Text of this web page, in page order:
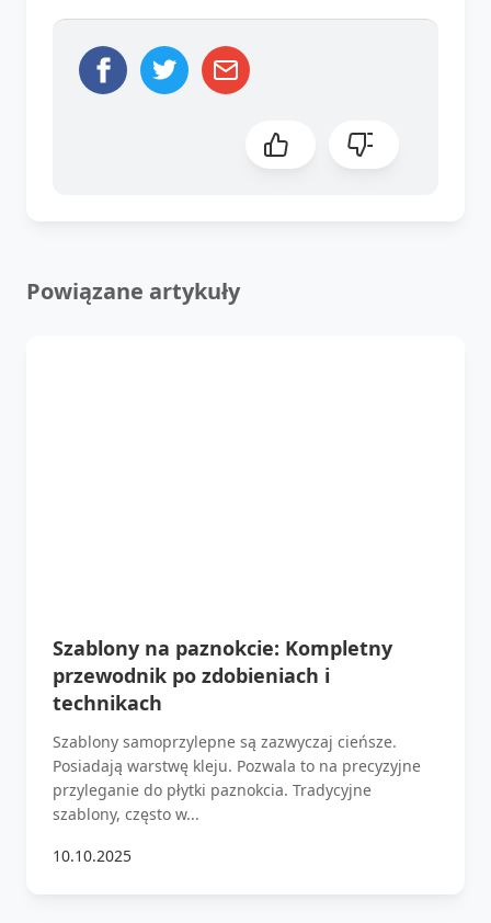
Powiązane artykuły
Szablony na paznokcie: Kompletny
przewodnik po zdobieniach i
technikach
Szablony samoprzylepne są zazwyczaj cieńsze.
Posiadają warstwę kleju. Pozwala to na precyzyjne
przyleganie do płytki paznokcia. Tradycyjne
szablony, często w...
10.10.2025